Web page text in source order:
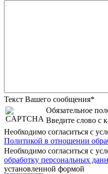
Текст Вашего сообщения*
Обязательное
Введите слово с
Необходимо согласиться с
Политикой в отношении
Необходимо согласиться с
обработку персональных
установленной формой